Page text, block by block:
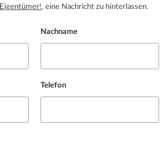
, eine Nachricht zu hinterlassen.
Nachname
Telefon